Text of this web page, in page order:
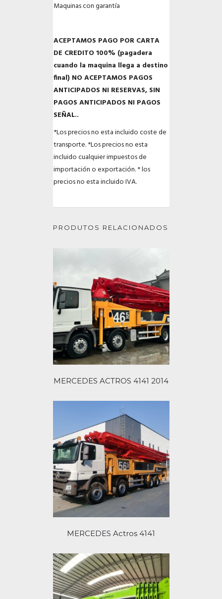
Maquinas con garantía
ACEPTAMOS PAGO POR CARTA
DE CREDITO 100% (pagadera
cuando la maquina llega a destino
final) NO ACEPTAMOS PAGOS
ANTICIPADOS NI RESERVAS, SIN
PAGOS ANTICIPADOS NI PAGOS
SEÑAL..
*Los precios no esta incluido coste de
transporte.*Los precios no esta
incluido cualquier impuestos de
importación o exportación.* los
precios no esta incluido IVA.
PRODUTOS RELACIONADOS
MERCEDES ACTROS 4141 2014
MERCEDES Actros 4141